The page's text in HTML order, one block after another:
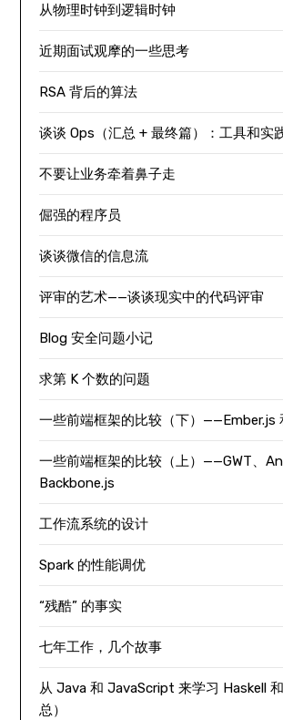
从物理时钟到逻辑时钟
近期面试观摩的一些思考
RSA 背后的算法
谈谈 Ops（汇总 + 最终篇）：工具和实
不要让业务牵着鼻子走
倔强的程序员
谈谈微信的信息流
评审的艺术——谈谈现实中的代码评审
Blog 安全问题小记
求第 K 个数的问题
一些前端框架的比较（下）——Ember.js
一些前端框架的比较（上）——GWT、
Backbone.js
工作流系统的设计
Spark 的性能调优
“残酷” 的事实
七年工作，几个故事
从 Java 和 JavaScript 来学习 Haskell
总）